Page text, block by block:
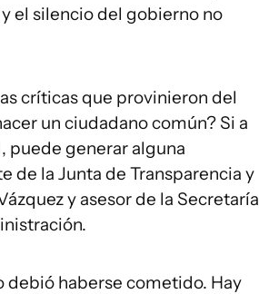
el silencio del gobierno no
críticas que provinieron del
un ciudadano común? Si a
puede generar alguna
de la Junta de Transparencia y
y asesor de la Secretaría
debió haberse cometido. Hay